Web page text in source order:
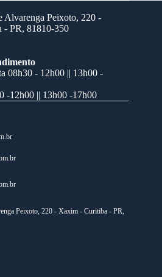
Alvarenga Peixoto, 220 -
- PR, 81810-350
08h30 - 12h00 || 13h00 -
-12h00 || 13h00 -17h00
Peixoto, 220 - Xaxim - Curitiba - PR,